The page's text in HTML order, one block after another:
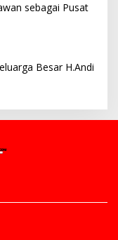
sebagai Pusat
Besar H.Andi